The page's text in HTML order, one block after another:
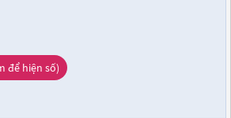
để hiện số)